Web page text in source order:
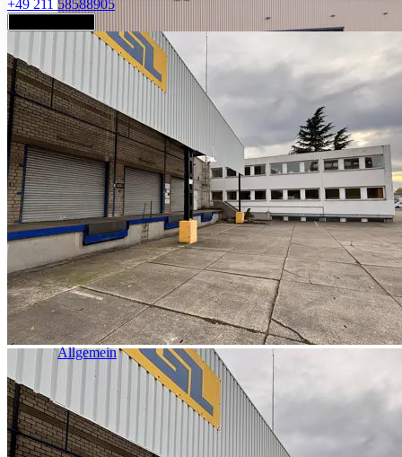
Industrie & Logistik
Allgemein
+49 211 58588905